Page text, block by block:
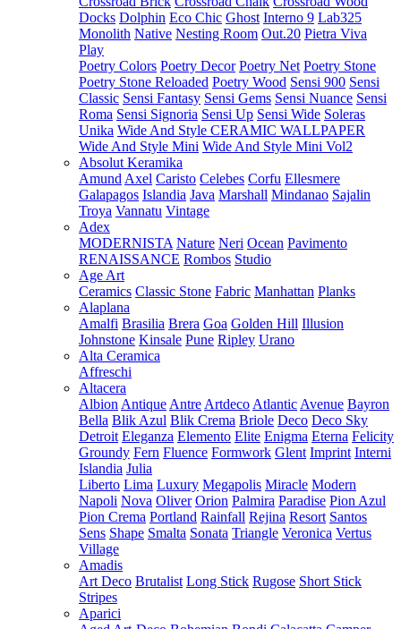
Docks Dolphin Eco Chic Ghost Interno 9 Lab325
Monolith Native Nesting Room Out.20 Pietra Viva
Play
Poetry Colors Poetry Decor Poetry Net Poetry Stone
Poetry Stone Reloaded Poetry Wood Sensi 900 Sensi
Classic Sensi Fantasy Sensi Gems Sensi Nuance Sensi
Roma Sensi Signoria Sensi Up Sensi Wide Soleras
Unika Wide And Style CERAMIC WALLPAPER
Wide And Style Mini Wide And Style Mini Vol2
Absolut Keramika
Amund Axel Caristo Celebes Corfu Ellesmere
Galapagos Islandia Java Marshall Mindanao Sajalin
Troya Vannatu Vintage
Adex
MODERNISTA Nature Neri Ocean Pavimento
RENAISSANCE Rombos Studio
Age Art
Ceramics Classic Stone Fabric Manhattan Planks
Alaplana
Amalfi Brasilia Brera Goa Golden Hill Illusion
Johnstone Kinsale Pune Ripley Urano
Alta Ceramica
Affreschi
Altacera
Albion Antique Antre Artdeco Atlantic Avenue Bayron
Bella Blik Azul Blik Crema Briole Deco Deco Sky
Detroit Eleganza Elemento Elite Enigma Eterna Felicity
Groundy Fern Fluence Formwork Glent Imprint Interni
Islandia Julia
Liberto Lima Luxury Megapolis Miracle Modern
Napoli Nova Oliver Orion Palmira Paradise Pion Azul
Pion Crema Portland Rainfall Rejina Resort Santos
Sens Shape Smalta Sonata Triangle Veronica Vertus
Village
Amadis
Art Deco Brutalist Long Stick Rugose Short Stick
Stripes
Aparici